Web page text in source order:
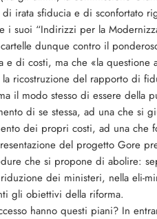
irata sfiducia e di sconfortato
i suoi “Indirizzi per la
dunque contro il
e di costi, ma che «la
ricostruzione del rapporto di
il modo stesso di essere della
di se stessa, ad una che si
dei propri costi, ad una che
del progetto Gore
che si propone di abolire:
dei ministeri, nella eli-
gli obiettivi della riforma.
hanno questi piani? In